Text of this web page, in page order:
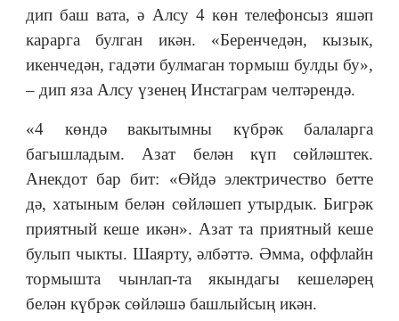
дип баш вата, ә Алсу 4 көн телефонсыз яшәп
карарга булган икән. «Беренчедән, кызык,
икенчедән, гадәти булмаган тормыш булды бу»,
– дип яза Алсу үзенең Инстаграм челтәрендә.
«4 көндә вакытымны күбрәк балаларга
багышладым. Азат белән күп сөйләштек.
Анекдот бар бит: «Өйдә электричество бетте
дә, хатыным белән сөйләшеп утырдык. Бигрәк
приятный кеше икән». Азат та приятный кеше
булып чыкты. Шаярту, әлбәттә. Әмма, оффлайн
тормышта чынлап-та якындагы кешеләрең
белән күбрәк сөйләшә башлыйсың икән.